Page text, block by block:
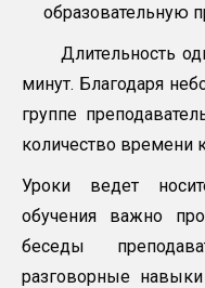
образовательную
Длительность
минут. Благодаря
группе
количество времени
Уроки ведет
обучения важно
беседы
разговорные